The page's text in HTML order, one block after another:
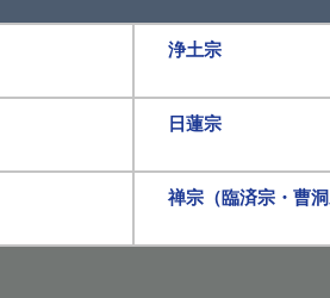
浄土宗
日蓮宗
禅宗（臨済宗・曹